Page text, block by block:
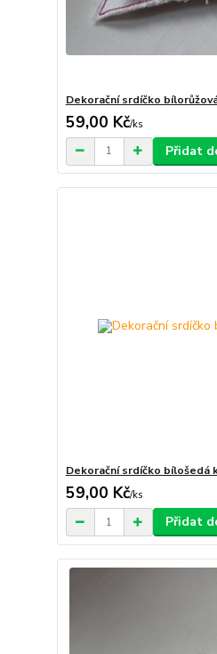
Dekorační srdíčko
59,00 Kč/ks
Přidat
Dekorační srdíčko bílošedá
59,00 Kč/ks
Přidat